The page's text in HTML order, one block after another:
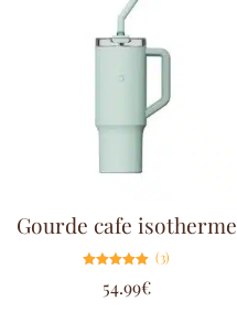
Gourde cafe isotherme
5.00
sur 5
(3)
54.99€